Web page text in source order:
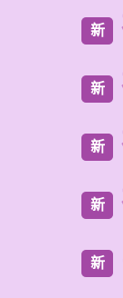
新
新
新
新
新